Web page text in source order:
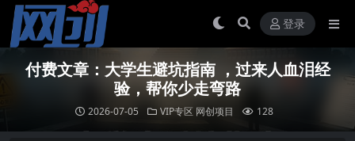
登录
付费文章：大学生避坑指南 ，过来人血泪经
验，帮你少走弯路
2026-07-05 VIP专区 网创项目 128